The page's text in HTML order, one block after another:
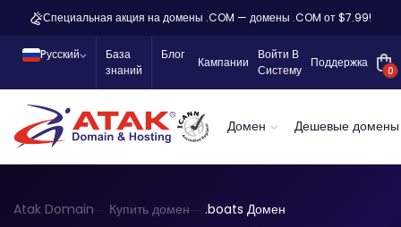
Специальная акция на домены .COM — домены .COM от $7.99!
Pусский
База
знаний
Блог
Кампании
Войти В
Систему
Поддержка
0
Домен Дешевые домены
Atak Domain Купить домен .boats Домен